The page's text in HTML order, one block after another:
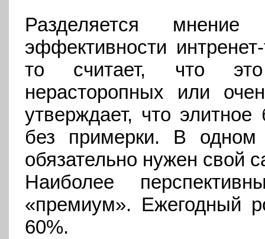
Разделяется мнение
эффективности
то считает, что
нерасторопных или
утверждает, что
без примерки. В
обязательно нужен свой
Наиболее
«премиум». Ежегодный
60%.